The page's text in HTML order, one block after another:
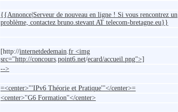
{{Annonce|Serveur de nouveau en ligne ! Si vous rencontrez un
problème, contactez bruno.stevant AT telecom-bretagne.eu}}
[http://internetdedemain.fr <img
src="http://concours.point6.net/ecard/accueil.png">]
-->
=<center>'''IPv6 Théorie et Pratique'''</center>=
<center>''G6 Formation''</center>